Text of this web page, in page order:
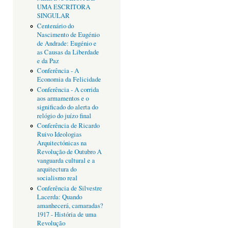
UMA ESCRITORA
SINGULAR
Centenário do
Nascimento de Eugénio
de Andrade: Eugénio e
as Causas da Liberdade
e da Paz
Conferência - A
Economia da Felicidade
Conferência - A corrida
aos armamentos e o
significado do alerta do
relógio do juízo final
Conferência de Ricardo
Ruivo Ideologias
Arquitectónicas na
Revolução de Outubro A
vanguarda cultural e a
arquitectura do
socialismo real
Conferência de Silvestre
Lacerda: Quando
amanhecerá, camaradas?
1917 - História de uma
Revolução